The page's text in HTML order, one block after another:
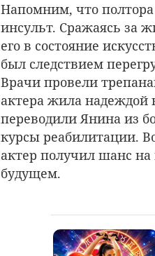
Напомним, что
инсульт. Сражаясь за
его в состояние
был следствием
Врачи провели
актера жила надеждой
переводили Янина из
курсы реабилитации.
актер получил шанс на
будущем.